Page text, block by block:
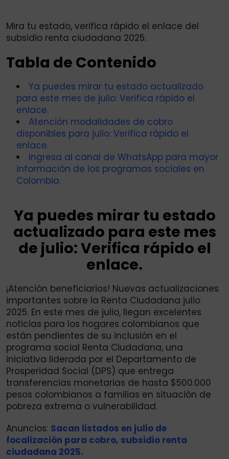
Mira tu estado, verifica rápido el enlace del
subsidio renta ciudadana 2025.
Tabla de Contenido
Ya puedes mirar tu estado actualizado
para este mes de julio: Verifica rápido el
enlace.
Atención modalidades de cobro
disponibles para julio: Verifica rápido el
enlace.
Ingresa al canal de WhatsApp para mayor
información de los programas sociales en
Colombia.
Ya puedes mirar tu estado
actualizado para este mes
de julio: Verifica rápido el
enlace.
¡Atención beneficiarios! Nuevas actualizaciones
importantes sobre la Renta Ciudadana julio
2025. En este mes de julio, llegan excelentes
noticias para los hogares colombianos que
están pendientes de su inclusión en el
programa social Renta Ciudadana, una
iniciativa liderada por el Departamento de
Prosperidad Social (DPS) que entrega
transferencias monetarias de hasta $500.000
pesos colombianos a familias en situación de
pobreza extrema o vulnerabilidad.
Anuncios: Sacan listados en julio de
focalización para cobro, subsidio renta
ciudadana 2025.